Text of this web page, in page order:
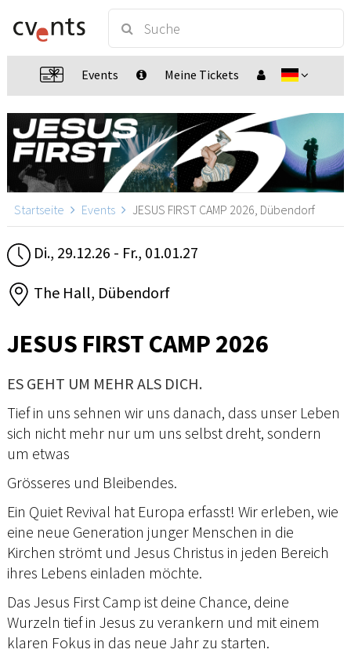
Events Meine Tickets
Startseite Events JESUS FIRST CAMP 2026, Dübendorf
Di., 29.12.26 - Fr., 01.01.27
The Hall, Dübendorf
JESUS FIRST CAMP 2026
ES GEHT UM MEHR ALS DICH.
Tief in uns sehnen wir uns danach, dass unser Leben
sich nicht mehr nur um uns selbst dreht, sondern
um etwas
Grösseres und Bleibendes.
Ein Quiet Revival hat Europa erfasst! Wir erleben, wie
eine neue Generation junger Menschen in die
Kirchen strömt und Jesus Christus in jeden Bereich
ihres Lebens einladen möchte.
Das Jesus First Camp ist deine Chance, deine
Wurzeln tief in Jesus zu verankern und mit einem
klaren Fokus in das neue Jahr zu starten.